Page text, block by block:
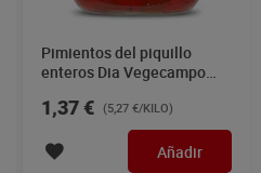
Pimientos del piquillo
enteros Dia Vegecampo
1,37 € (5,27 €/KILO)
Añadir